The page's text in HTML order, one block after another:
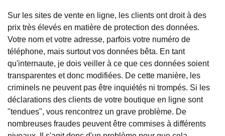
Sur les sites de vente en ligne, les clients ont droit à des
prix très élevés en matière de protection des données.
Votre nom et votre adresse, parfois votre numéro de
téléphone, mais surtout vos données bêta. En tant
qu'internaute, je dois veiller à ce que ces données soient
transparentes et donc modifiées. De cette manière, les
criminels ne peuvent pas être inquiétés ni trompés. Si les
déclarations des clients de votre boutique en ligne sont
"tendues", vous rencontrez un grave problème. De
nombreuses fraudes peuvent être commises à différents